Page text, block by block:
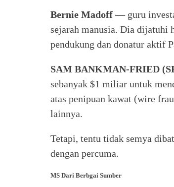
Bernie Madoff— guru
sejarah manusia. Dia dijatuhi
pendukung dan donatur aktif
SAM BANKMAN-FRIED
sebanyak $1 miliar untuk
atas penipuan kawat (wire
lainnya.
Tetapi, tentu tidak semya
dengan percuma.
MS Dari Berbgai Sumber